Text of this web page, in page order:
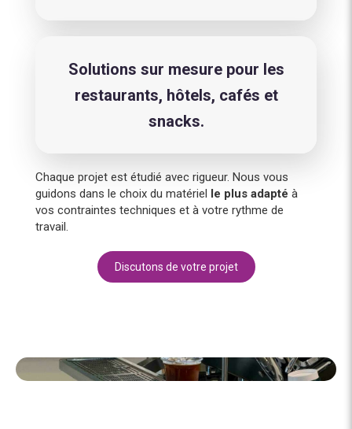
Solutions sur mesure pour les
restaurants, hôtels, cafés et
snacks.
Chaque projet est étudié avec rigueur. Nous vous
guidons dans le choix du matériel le plus adapté à
vos contraintes techniques et à votre rythme de
travail.
Discutons de votre projet